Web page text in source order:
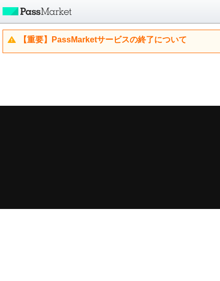
【重要】PassMarketサービスの終了について